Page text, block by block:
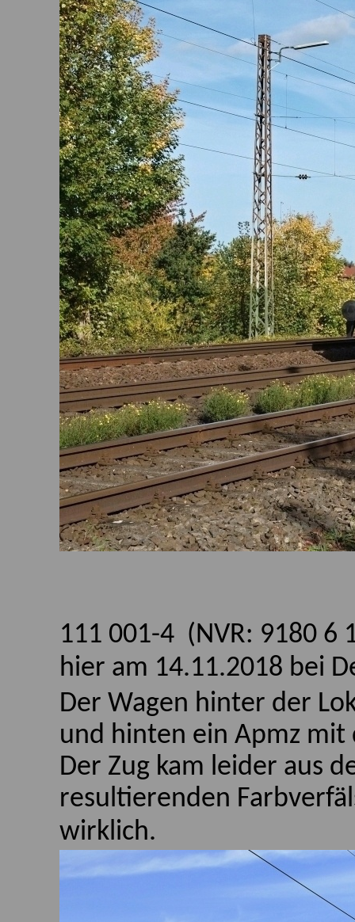
111 001-4 (NVR: 9180 6
hier am 14.11.2018 bei
Der Wagen hinter der
und hinten ein Apmz
Der Zug kam leider aus
resultierenden
wirklich.